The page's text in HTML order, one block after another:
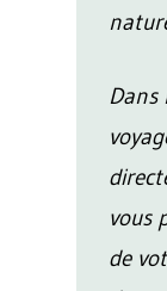
Dans
vous
de